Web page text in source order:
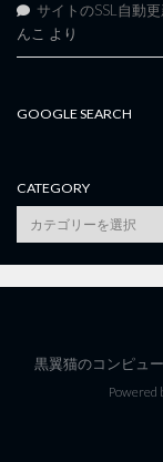
サイトのSSL自動
んこ より
GOOGLE SEARCH
CATEGORY
category
黒翼猫のコンピュ
Powered